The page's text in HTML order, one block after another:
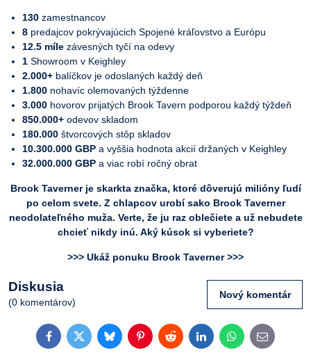
130 zamestnancov
8 predajcov pokrývajúcich Spojené kráľovstvo a Európu
12.5 míle závesných tyčí na odevy
1 Showroom v Keighley
2.000+ balíčkov je odoslaných každý deň
1.800 nohavíc olemovaných týždenne
3.000 hovorov prijatých Brook Tavern podporou každý týždeň
850.000+ odevov skladom
180.000 štvorcových stôp skladov
10.300.000 GBP a vyššia hodnota akcií držaných v Keighley
32.000.000 GBP a viac robí ročný obrat
Brook Taverner je skarkta značka, ktoré dôverujú milióny ľudí
po celom svete. Z chlapcov urobí sako Brook Taverner
neodolateľného muža. Verte, že ju raz oblečiete a už nebudete
chcieť nikdy inú. Aký kúsok si vyberiete?
>>> Ukáž ponuku Brook Taverner >>>
Diskusia
(0 komentárov)
Nový komentár
FacebookTwitterBlueskyPinterestRedditLinkedInWhatsApp
E-
mail